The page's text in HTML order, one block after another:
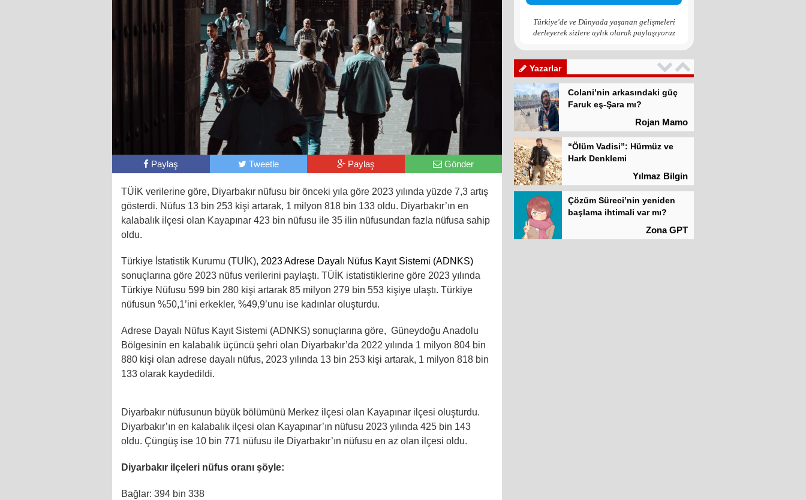
Paylaş Tweetle Paylaş Gönder
TÜİK verilerine göre, Diyarbakır nüfusu bir önceki yıla göre 2023 yılında yüzde 7,3 artış
gösterdi. Nüfus 13 bin 253 kişi artarak, 1 milyon 818 bin 133 oldu. Diyarbakır’ın en
kalabalık ilçesi olan Kayapınar 423 bin nüfusu ile 35 ilin nüfusundan fazla nüfusa sahip
oldu.
Türkiye İstatistik Kurumu (TUİK), 2023 Adrese Dayalı Nüfus Kayıt Sistemi (ADNKS)
sonuçlarına göre 2023 nüfus verilerini paylaştı. TÜİK istatistiklerine göre 2023 yılında
Türkiye Nüfusu 599 bin 280 kişi artarak 85 milyon 279 bin 553 kişiye ulaştı. Türkiye
nüfusun %50,1’ini erkekler, %49,9’unu ise kadınlar oluşturdu.
Adrese Dayalı Nüfus Kayıt Sistemi (ADNKS) sonuçlarına göre, Güneydoğu Anadolu
Bölgesinin en kalabalık üçüncü şehri olan Diyarbakır’da 2022 yılında 1 milyon 804 bin
880 kişi olan adrese dayalı nüfus, 2023 yılında 13 bin 253 kişi artarak, 1 milyon 818 bin
133 olarak kaydedildi.
Diyarbakır nüfusunun büyük bölümünü Merkez ilçesi olan Kayapınar ilçesi oluşturdu.
Diyarbakır’ın en kalabalık ilçesi olan Kayapınar’ın nüfusu 2023 yılında 425 bin 143
oldu. Çüngüş ise 10 bin 771 nüfusu ile Diyarbakır’ın nüfusu en az olan ilçesi oldu.
Diyarbakır ilçeleri nüfus oranı şöyle:
Bağlar: 394 bin 338
Türkiye'de ve Dünyada yaşanan gelişmeleri
derleyerek sizlere aylık olarak paylaşıyoruz
Yazarlar
Kadına şiddet “Devlet” eliyle
meşrulaştırılıyor
Atilla Yüceak
Colani’nin arkasındaki güç
Faruk eş-Şara mı?
Rojan Mamo
“Ölüm Vadisi”: Hürmüz ve
Hark Denklemi
Yılmaz Bilgin
Çözüm Süreci’nin yeniden
başlama ihtimali var mı?
Zona GPT